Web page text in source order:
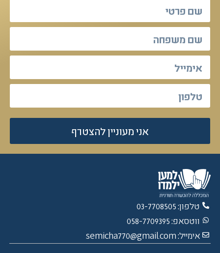
אני מעוניין להצטרף
טלפון: 03-7708505
ווטסאפ: 058-7709395
אימייל: semicha770@gmail.com